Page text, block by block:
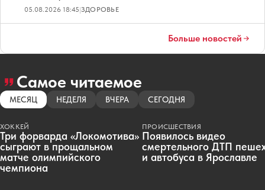
05.08.2026 18:45|ЗДОРОВЬЕ
Больше новостей
Самое читаемое
МЕСЯЦ НЕДЕЛЯ ВЧЕРА СЕГОДНЯ
ХОККЕЙ
Три форварда «Локомотива»
сыграют в прощальном
матче олимпийского
чемпиона
ПРОИСШЕСТВИЯ
Появилось видео
смертельного ДТП
и автобуса в Ярославле